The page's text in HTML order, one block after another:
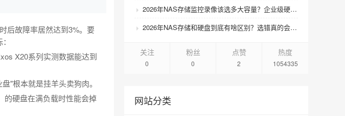
后故障率居然达到3%。要
X20系列实测数据能达到
"根本就是挂羊头卖狗肉。
的硬盘在满负载时性能会掉
2026年NAS存储监控录像该选多大容量？企业级硬盘怎么搭配才划算？
2026年NAS存储和硬盘到底有啥区别？选错真的会后悔吗？
关注
0
粉丝
0
点赞
2
热度
1054335
网站分类